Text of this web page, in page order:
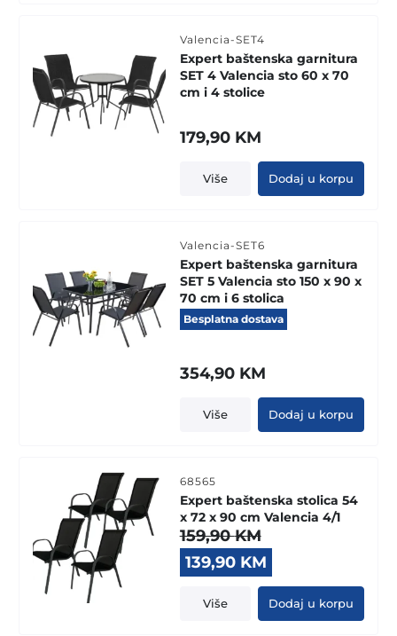
Valencia-SET4
Expert baštenska garnitura
SET 4 Valencia sto 60 x 70
cm i 4 stolice
179,90 KM
Više Dodaj u korpu
Valencia-SET6
Expert baštenska garnitura
SET 5 Valencia sto 150 x 90 x
70 cm i 6 stolica
Besplatna dostava
354,90 KM
Više Dodaj u korpu
68565
Expert baštenska stolica 54
x 72 x 90 cm Valencia 4/1
159,90KM
Original
price
was:
159,90 KM.
139,90 KM
price
is:
139,90 KM.
Više Dodaj u korpu